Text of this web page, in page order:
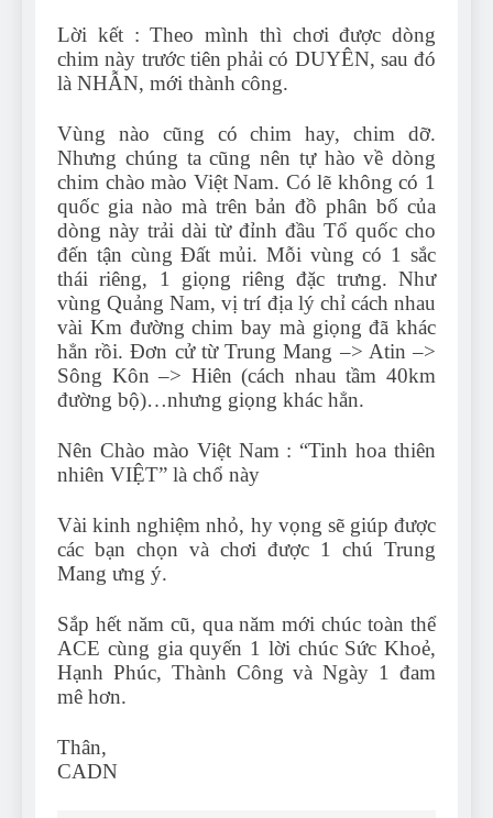
Lời kết : Theo mình thì chơi được dòng
chim này trước tiên phải có DUYÊN, sau đó
là NHẪN, mới thành công.
Vùng nào cũng có chim hay, chim dỡ.
Nhưng chúng ta cũng nên tự hào về dòng
chim chào mào Việt Nam. Có lẽ không có 1
quốc gia nào mà trên bản đồ phân bố của
dòng này trải dài từ đỉnh đầu Tổ quốc cho
đến tận cùng Đất mủi. Mỗi vùng có 1 sắc
thái riêng, 1 giọng riêng đặc trưng. Như
vùng Quảng Nam, vị trí địa lý chỉ cách nhau
vài Km đường chim bay mà giọng đã khác
hẳn rồi. Đơn cử từ Trung Mang –> Atin –>
Sông Kôn –> Hiên (cách nhau tầm 40km
đường bộ)…nhưng giọng khác hẳn.
Nên Chào mào Việt Nam : “Tinh hoa thiên
nhiên VIỆT” là chổ này
Vài kinh nghiệm nhỏ, hy vọng sẽ giúp được
các bạn chọn và chơi được 1 chú Trung
Mang ưng ý.
Sắp hết năm cũ, qua năm mới chúc toàn thể
ACE cùng gia quyến 1 lời chúc Sức Khoẻ,
Hạnh Phúc, Thành Công và Ngày 1 đam
mê hơn.
Thân,
CADN